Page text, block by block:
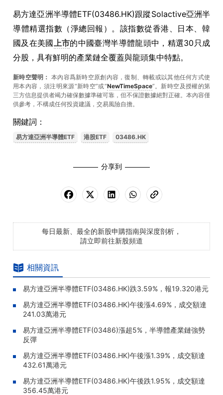
易方達亞洲半導體ETF(03486.HK)跟蹤Solactive亞洲半
導體精選指數（淨總回報）。該指數從香港、日本、韓
國及在美國上市的中國臺灣半導體龍頭中，精選30只成
分股，具有鮮明的產業鏈全覆蓋與龍頭集中特點。
新時空聲明： 本內容爲新時空原創內容，復制、轉載或以其他任何方式使
用本內容，須注明來源“新時空”或“NewTimeSpace”。新時空及授權的第
三方信息提供者竭力確保數據準確可靠，但不保證數據絕對正確。本內容僅
供參考，不構成任何投資建議，交易風險自擔。
關鍵詞：
易方達亞洲半導體ETF 港股ETF 03486.HK
分享到
每日最新、最全的新股申購指南與深度剖析，
請立即前往新股頻道
相關資訊
易方達亞洲半導體ETF(03486.HK)跌3.59%，報19.320港元
易方達亞洲半導體ETF(03486.HK)午後漲4.69%，成交額達
241.03萬港元
易方達亞洲半導體ETF(03486)漲超5%，半導體產業鏈強勢
反彈
易方達亞洲半導體ETF(03486.HK)午後漲1.39%，成交額達
432.61萬港元
易方達亞洲半導體ETF(03486.HK)午後跌1.95%，成交額達
356.45萬港元